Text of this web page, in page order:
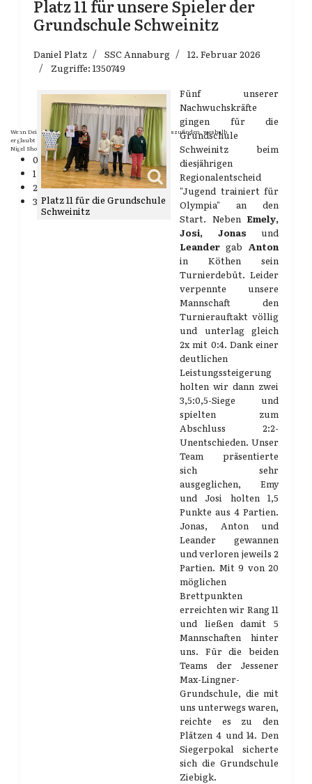
Wenn Dein Gegner Dir ein Remis anbietet, versuch herauszufinden, weshalb
er glaubt schlechter zu stehen.
Nigel Short
0
1
2
3
Platz 11 für unsere Spieler der
Grundschule Schweinitz
Daniel Platz SSC Annaburg
12. Februar 2026
Zugriffe: 1350749
Platz 11 für die Grundschule
Schweinitz
Fünf unserer
Nachwuchskräfte
gingen für die
Grundschule
Schweinitz beim
diesjährigen
Regionalentscheid
"Jugend trainiert für
Olympia" an den
Start. Neben Emely,
Josi, Jonasund
Leander gab Anton
in Köthen sein
Turnierdebüt. Leider
verpennte unsere
Mannschaft den
Turnierauftakt völlig
und unterlag gleich
2x mit 0:4. Dank einer
deutlichen
Leistungssteigerung
holten wir dann zwei
3,5:0,5-Siege und
spielten zum
Abschluss 2:2-
Unentschieden. Unser
Team präsentierte
sich sehr
ausgeglichen, Emy
und Josi holten 1,5
Punkte aus 4 Partien.
Jonas, Anton und
Leander gewannen
und verloren jeweils 2
Partien. Mit 9 von 20
möglichen
Brettpunkten
erreichten wir Rang 11
und ließen damit 5
Mannschaften hinter
uns. Für die beiden
Teams der Jessener
Max-Lingner-
Grundschule, die mit
uns unterwegs waren,
reichte es zu den
Plätzen 4 und 14. Den
Siegerpokal sicherte
sich die Grundschule
Ziebigk.